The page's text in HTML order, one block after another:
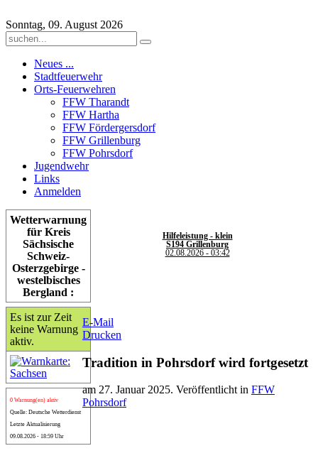
Sonntag, 09. August 2026
Neues ...
Stadtfeuerwehr
Orts-Feuerwehren
FFW Tharandt
FFW Hartha
FFW Fördergersdorf
FFW Grillenburg
FFW Pohrsdorf
Jugendwehr
Links
Anmelden
Hilfeleistung - klein
S194 Grillenburg
02.08.2026 - 03:42
E-Mail
Drucken
Tradition in Pohrsdorf wird fortgesetzt
am 27. Januar 2025. Veröffentlicht in FFW
Pohrsdorf
Wetterwarnung
für Kreis
Sächsische
Schweiz-
Osterzgebirge -
westelbisches
Bergland :
Es ist zur Zeit
keine Warnung
aktiv.
0 Warnung(en) aktiv
Quelle: Deutsche Wetterdienst
Letzte Aktualisierung
09.08.2026 - 18:59 Uhr